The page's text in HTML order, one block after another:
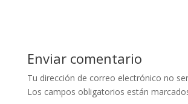
Li
n
k
o
o
k
m p
p
Enviar comentario
Tu dirección de correo electrónico no
Los campos obligatorios están